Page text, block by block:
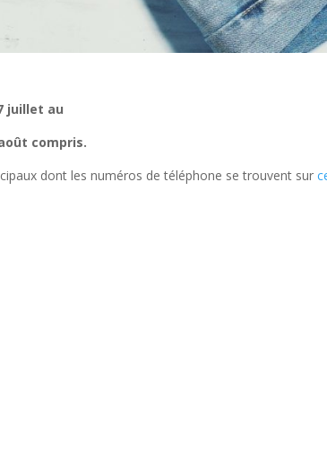
juillet au
compris.
dont les numéros de téléphone se trouvent sur